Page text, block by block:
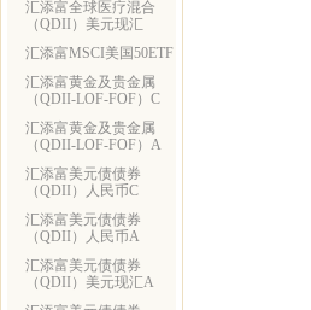
汇添富全球医疗混合
（QDII）美元现汇
汇添富MSCI美国50ETF
汇添富黄金及贵金属
（QDII-LOF-FOF）C
汇添富黄金及贵金属
（QDII-LOF-FOF）A
汇添富美元债债券
（QDII）人民币C
汇添富美元债债券
（QDII）人民币A
汇添富美元债债券
（QDII）美元现汇A